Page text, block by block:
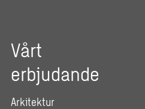
Vårt
erbjudande
Arkitektur